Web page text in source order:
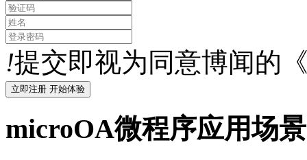
!提交即视为同意博闻的
microOA微程序应用场景